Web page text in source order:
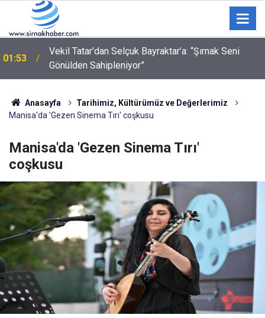
01:09
"Ne bakıyorsun" kavgasında 3 kişi bıçak ve silahla
yaralandı
Anasayfa
Tarihimiz, Kültürümüz ve Değerlerimiz
Manisa'da 'Gezen Sinema Tırı' coşkusu
Manisa'da 'Gezen Sinema Tırı'
coşkusu